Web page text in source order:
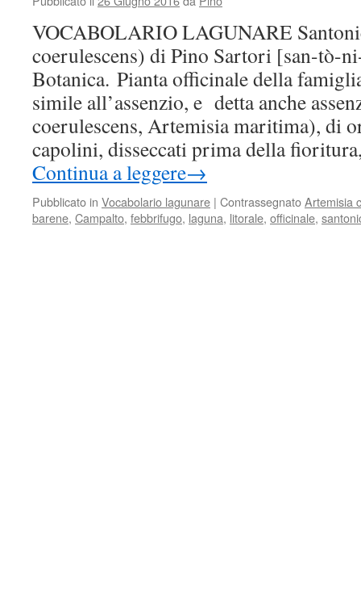
VOCABOLARIO LAGUNARE
coerulescens) di Pino Sartori [san-tò-
Botanica. Pianta officinale della
simile all’assenzio, e detta anche
coerulescens, Artemisia maritima), di
capolini, disseccati prima della
Continua a leggere→
Pubblicato in Vocabolario lagunare | ContrassegnatoArtemisia
barene, Campalto, febbrifugo, laguna, litorale, officinale,